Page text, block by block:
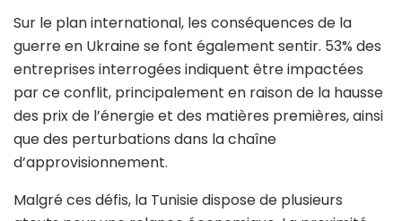
Sur le plan international, les conséquences de la
guerre en Ukraine se font également sentir. 53% des
entreprises interrogées indiquent être impactées
par ce conflit, principalement en raison de la hausse
des prix de l’énergie et des matières premières, ainsi
que des perturbations dans la chaîne
d’approvisionnement.
Malgré ces défis, la Tunisie dispose de plusieurs